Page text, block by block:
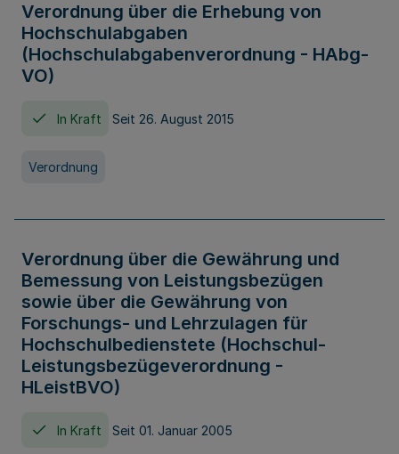
Verordnung über die Erhebung von
Hochschulabgaben
(Hochschulabgabenverordnung - HAbg-
VO)
In Kraft Seit 26. August 2015
Verordnung
Verordnung über die Gewährung und
Bemessung von Leistungsbezügen
sowie über die Gewährung von
Forschungs- und Lehrzulagen für
Hochschulbedienstete (Hochschul-
Leistungsbezügeverordnung -
HLeistBVO)
In Kraft Seit 01. Januar 2005